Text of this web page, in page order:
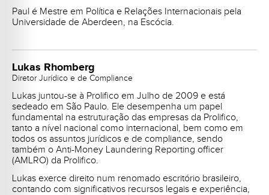
Paul é Mestre em Política e Relações Internacionais pela
Universidade de Aberdeen, na Escócia.
Lukas Rhomberg
Diretor Jurídico e de Compliance
Lukas juntou-se à Prolifico em Julho de 2009 e está
sedeado em São Paulo. Ele desempenha um papel
fundamental na estruturação das empresas da Prolifico,
tanto a nível nacional como internacional, bem como em
todos os assuntos jurídicos e de compliance, sendo
também o Anti-Money Laundering Reporting officer
(AMLRO) da Prolifico.
Lukas exerce direito num renomado escritório brasileiro,
contando com significativos recursos legais e experiência,